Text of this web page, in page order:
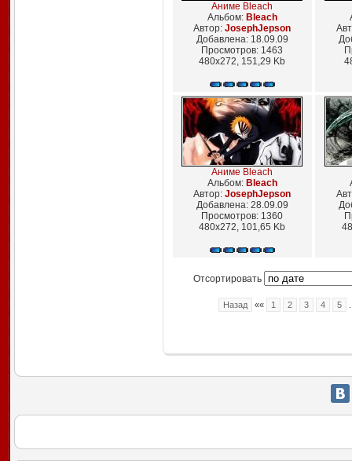
Аниме Bleach
Альбом: Bleach
Автор: JosephJepson
Добавлена: 18.09.09
Просмотров: 1463
480x272, 151,29 Kb
Аниме Bleach
Альбом: Bleach
Автор: JosephJepson
Добавлена: 28.09.09
Просмотров: 1360
480x272, 101,65 Kb
Отсортировать
Назад «« 1 2 3 4 5